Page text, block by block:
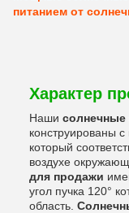
питанием от
Характер
Наши солнечные
конструированы
который
воздухе
для продажи
угол пучка 120°
область.